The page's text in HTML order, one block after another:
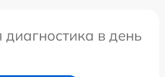
диагностика в день